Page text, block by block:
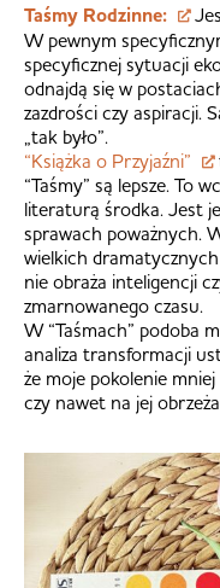
Taśmy Rodzinne:
W pewnym
specyficznej sytuacji
odnajdą się w
zazdrości czy aspiracji.
„tak było”.
“Książka o Przyjaźni”
“Taśmy” są lepsze. To
literaturą środka. Jest
sprawach poważnych.
wielkich
nie obraża inteligencji
zmarnowanego czasu.
W “Taśmach” podoba
analiza transformacji
że moje pokolenie
czy nawet na jej